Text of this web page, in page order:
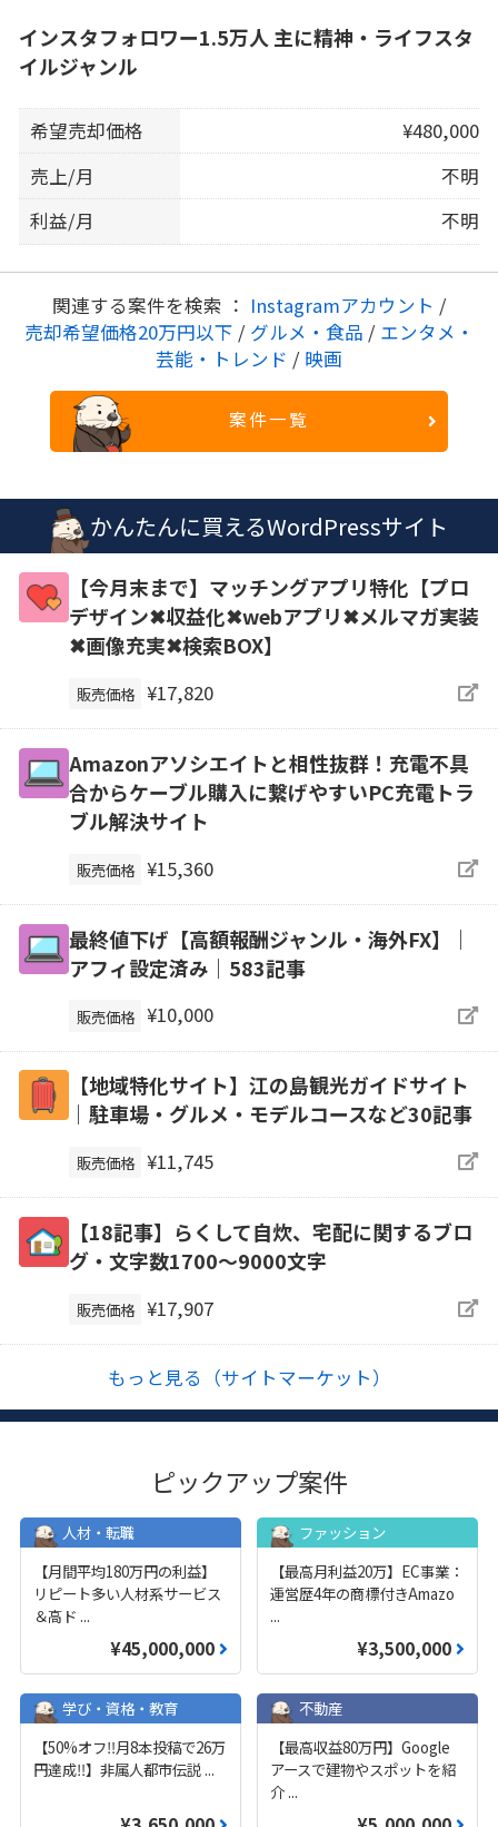
インスタフォロワー1.5万人 主に精神・ライフスタ
イルジャンル
希望売却価格
¥480,000
売上/月
不明
利益/月
不明
関連する案件を検索 ： Instagramアカウント /
売却希望価格20万円以下 / グルメ・食品 / エンタメ・
芸能・トレンド / 映画
案件一覧
かんたんに買えるWordPressサイト
【今月末まで】マッチングアプリ特化【プロ
デザイン✖収益化✖webアプリ✖メルマガ実装
✖画像充実✖検索BOX】
販売価格 ¥17,820
Amazonアソシエイトと相性抜群！充電不具
合からケーブル購入に繋げやすいPC充電トラ
ブル解決サイト
販売価格 ¥15,360
最終値下げ【高額報酬ジャンル・海外FX】｜
アフィ設定済み｜583記事
販売価格 ¥10,000
【地域特化サイト】江の島観光ガイドサイト
｜駐車場・グルメ・モデルコースなど30記事
販売価格 ¥11,745
【18記事】らくして自炊、宅配に関するブロ
グ・文字数1700～9000文字
販売価格 ¥17,907
もっと見る（サイトマーケット）
ピックアップ案件
人材・転職
【月間平均180万円の利益】
リピート多い人材系サービス
＆高ド ...
¥45,000,000
ファッション
【最高月利益20万】EC事業：
運営歴4年の商標付きAmazo
...
¥3,500,000
学び・資格・教育
【50%オフ‼️月8本投稿で26万
円達成‼️】非属人都市伝説 ...
不動産
【最高収益80万円】Google
アースで建物やスポットを紹
介 ...